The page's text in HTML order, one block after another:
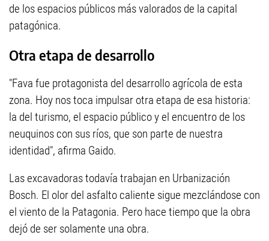
de los espacios públicos más valorados de la capital
patagónica.
Otra etapa de desarrollo
"Fava fue protagonista del desarrollo agrícola de esta
zona. Hoy nos toca impulsar otra etapa de esa historia:
la del turismo, el espacio público y el encuentro de los
neuquinos con sus ríos, que son parte de nuestra
identidad", afirma Gaido.
Las excavadoras todavía trabajan en Urbanización
Bosch. El olor del asfalto caliente sigue mezclándose con
el viento de la Patagonia. Pero hace tiempo que la obra
dejó de ser solamente una obra.